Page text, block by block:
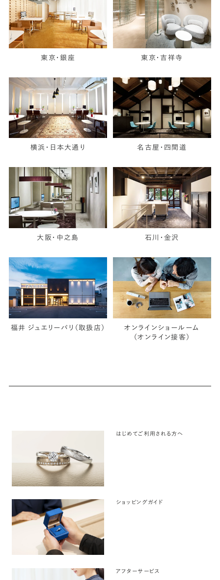
東京・銀座 東京・吉祥寺
横浜・日本大通り 名古屋・四間道
大阪・中之島 石川・金沢
福井 ジュエリーパリ（取扱店）
オンラインショールーム
（オンライン接客）
はじめてご利用される方へ
ショッピングガイド
アフターサービス